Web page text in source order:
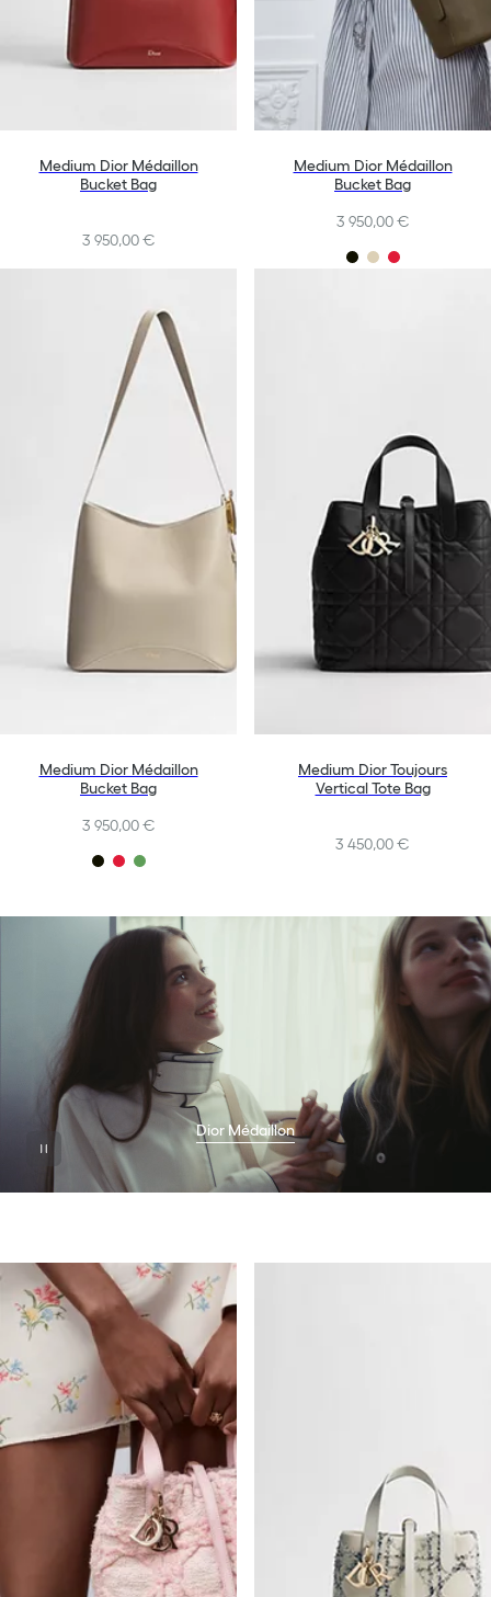
Medium Dior Médaillon
Bucket Bag
3 950,00 €
Medium Dior Médaillon
Bucket Bag
3 950,00 €
Medium Dior Médaillon
Bucket Bag
3 950,00 €
Medium Dior Toujours
Vertical Tote Bag
3 450,00 €
Dior Médaillon